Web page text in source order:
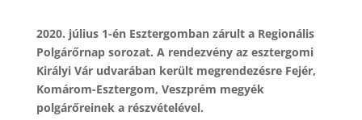
2020. július 1-én Esztergomban zárult a Regionális
Polgárőrnap sorozat. A rendezvény az esztergomi
Királyi Vár udvarában került megrendezésre Fejér,
Komárom-Esztergom, Veszprém megyék
polgárőreinek a részvételével.